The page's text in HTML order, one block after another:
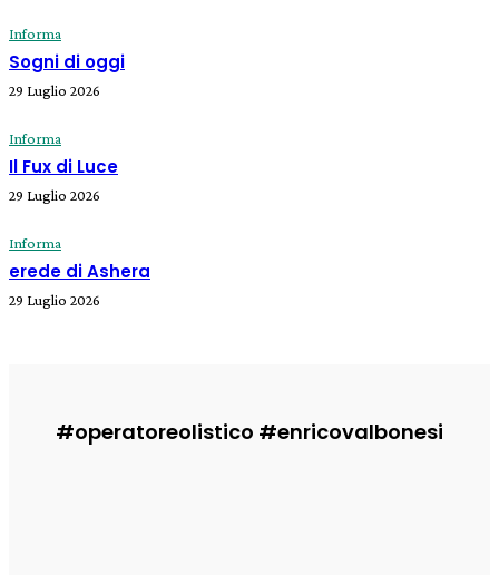
Informa
Sogni di oggi
29 Luglio 2026
Informa
Il Fux di Luce
29 Luglio 2026
Informa
erede di Ashera
29 Luglio 2026
#operatoreolistico #enricovalbonesi